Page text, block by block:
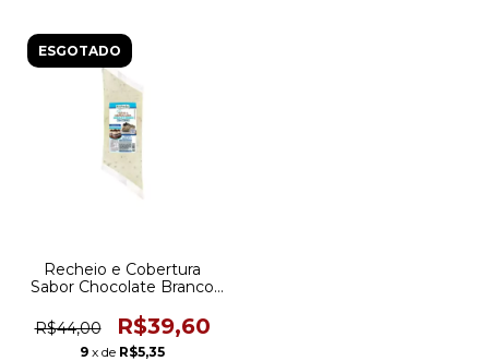
ESGOTADO
Recheio e Cobertura
Sabor Chocolate Branco
R$44,00
R$39,60
9 x de R$5,35